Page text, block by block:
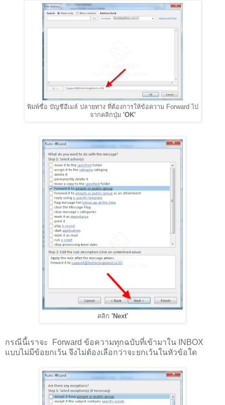
พิมพ์ชื่อ บัญชีอีเมล์ ปลายทาง ที่ต้องการให้ข้อความ Forward ไป
จากคลิกปุ่ม 'OK'
คลิก 'Next'
กรณีนี้เราจะ Forward ข้อความทุกฉบับที่เข้ามาใน INBOX
แบบไม่มีข้อยกเว้น จึงไม่ต้องเลือกว่าจะยกเว้นในหัวข้อใด